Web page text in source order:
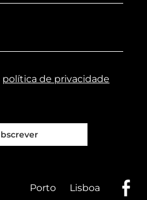
política de privacidade
Porto Lisboa